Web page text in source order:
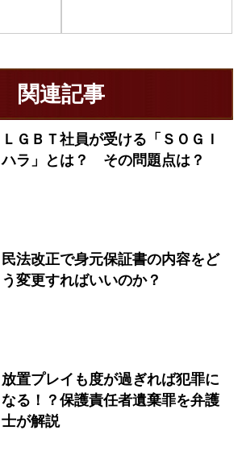
関連記事
ＬＧＢＴ社員が受ける「ＳＯＧＩ
ハラ」とは？ その問題点は？
民法改正で身元保証書の内容をど
う変更すればいいのか？
放置プレイも度が過ぎれば犯罪に
なる！？保護責任者遺棄罪を弁護
士が解説